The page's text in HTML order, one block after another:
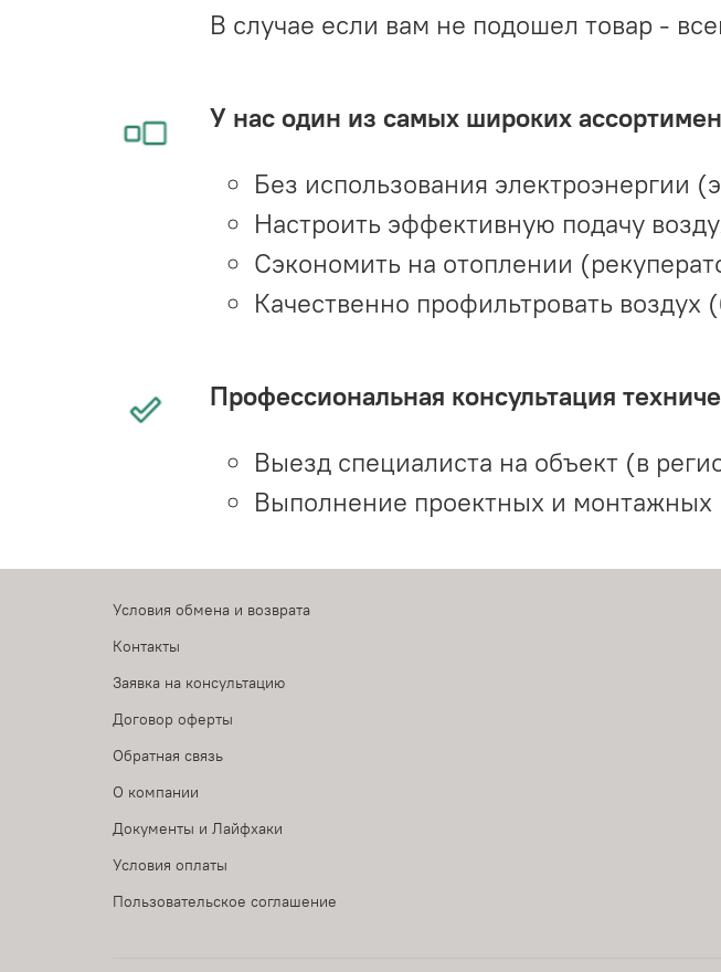
В случае если вам не подошел товар -
У нас один из самых широких
Без использования электроэнергии
Настроить эффективную подачу
Сэкономить на отоплении
Качественно профильтровать воздух
Профессиональная консультация
Выезд специалиста на объект (в
Выполнение проектных и монтажных
Условия обмена и возврата
Контакты
Заявка на консультацию
Договор оферты
Обратная связь
О компании
Документы и Лайфхаки
Условия оплаты
Пользовательское соглашение